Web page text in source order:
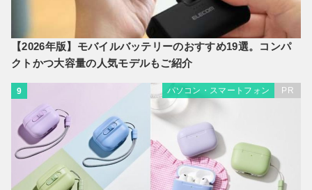
【2026年版】モバイルバッテリーのおすすめ19選。コンパ
クトかつ大容量の人気モデルもご紹介
9 パソコン・スマートフォン PR